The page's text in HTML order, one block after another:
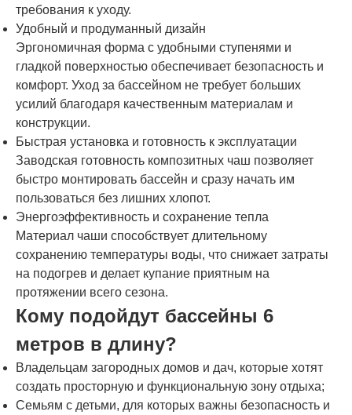
требования к уходу.
Удобный и продуманный дизайн
Эргономичная форма с удобными ступенями и
гладкой поверхностью обеспечивает безопасность и
комфорт. Уход за бассейном не требует больших
усилий благодаря качественным материалам и
конструкции.
Быстрая установка и готовность к эксплуатации
Заводская готовность композитных чаш позволяет
быстро монтировать бассейн и сразу начать им
пользоваться без лишних хлопот.
Энергоэффективность и сохранение тепла
Материал чаши способствует длительному
сохранению температуры воды, что снижает затраты
на подогрев и делает купание приятным на
протяжении всего сезона.
Кому подойдут бассейны 6
метров в длину?
Владельцам загородных домов и дач, которые хотят
создать просторную и функциональную зону отдыха;
Семьям с детьми, для которых важны безопасность и